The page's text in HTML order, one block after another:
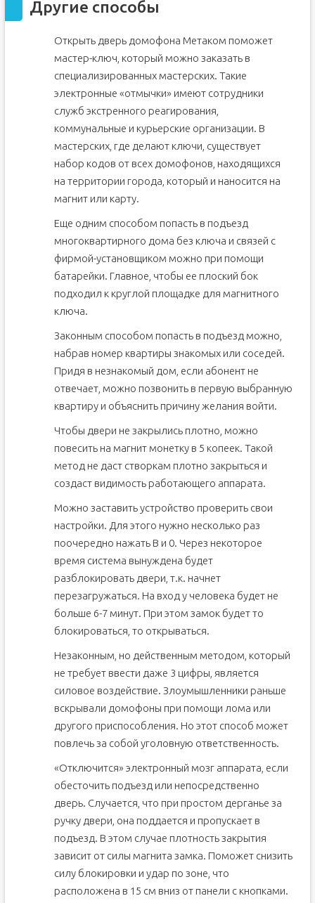
Другие способы
Открыть дверь домофона Метаком поможет
мастер-ключ, который можно заказать в
специализированных мастерских. Такие
электронные «отмычки» имеют сотрудники
служб экстренного реагирования,
коммунальные и курьерские организации. В
мастерских, где делают ключи, существует
набор кодов от всех домофонов, находящихся
на территории города, который и наносится на
магнит или карту.
Еще одним способом попасть в подъезд
многоквартирного дома без ключа и связей с
фирмой-установщиком можно при помощи
батарейки. Главное, чтобы ее плоский бок
подходил к круглой площадке для магнитного
ключа.
Законным способом попасть в подъезд можно,
набрав номер квартиры знакомых или соседей.
Придя в незнакомый дом, если абонент не
отвечает, можно позвонить в первую выбранную
квартиру и объяснить причину желания войти.
Чтобы двери не закрылись плотно, можно
повесить на магнит монетку в 5 копеек. Такой
метод не даст створкам плотно закрыться и
создаст видимость работающего аппарата.
Можно заставить устройство проверить свои
настройки. Для этого нужно несколько раз
поочередно нажать В и 0. Через некоторое
время система вынуждена будет
разблокировать двери, т.к. начнет
перезагружаться. На вход у человека будет не
больше 6-7 минут. При этом замок будет то
блокироваться, то открываться.
Незаконным, но действенным методом, который
не требует ввести даже 3 цифры, является
силовое воздействие. Злоумышленники раньше
вскрывали домофоны при помощи лома или
другого приспособления. Но этот способ может
повлечь за собой уголовную ответственность.
«Отключится» электронный мозг аппарата, если
обесточить подъезд или непосредственно
дверь. Случается, что при простом дерганье за
ручку двери, она поддается и пропускает в
подъезд. В этом случае плотность закрытия
зависит от силы магнита замка. Поможет снизить
силу блокировки и удар по зоне, что
расположена в 15 см вниз от панели с кнопками.